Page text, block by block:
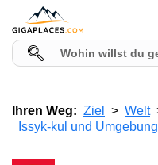
Ihren Weg: Ziel Welt
Issyk-kul und Umgebung